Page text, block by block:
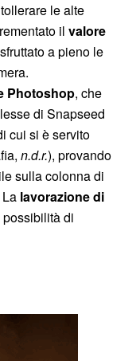
le alte
il valore
a pieno le
Photoshop, che
di Snapseed
cui si è servito
n.d.r.), provando
sulla colonna di
lavorazione di
di